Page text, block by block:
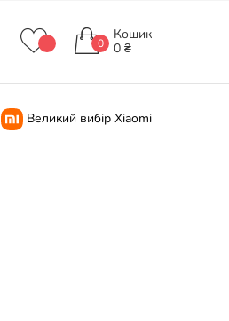
0
Кошик
0 ₴
Великий вибір Xiaomi